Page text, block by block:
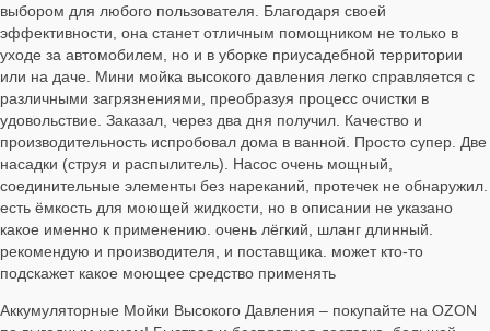
выбором для любого пользователя. Благодаря своей
эффективности, она станет отличным помощником не только в
уходе за автомобилем, но и в уборке приусадебной территории
или на даче. Мини мойка высокого давления легко справляется с
различными загрязнениями, преобразуя процесс очистки в
удовольствие. Заказал, через два дня получил. Качество и
производительность испробовал дома в ванной. Просто супер. Две
насадки (струя и распылитель). Насос очень мощный,
соединительные элементы без нареканий, протечек не обнаружил.
есть ёмкость для моющей жидкости, но в описании не указано
какое именно к применению. очень лёгкий, шланг длинный.
рекомендую и производителя, и поставщика. может кто-то
подскажет какое моющее средство применять
Аккумуляторные Мойки Высокого Давления – покупайте на OZON